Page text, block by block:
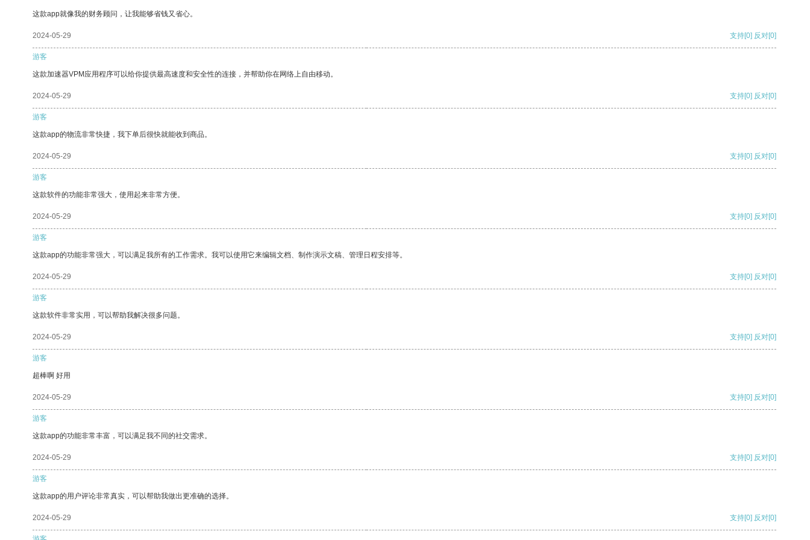
这款app就像我的财务顾问，让我能够省钱又省心。
2024-05-29 支持[0] 反对[0]
游客
这款加速器VPM应用程序可以给你提供最高速度和安全性的连接，并帮助你在网络上自由移动。
2024-05-29 支持[0] 反对[0]
游客
这款app的物流非常快捷，我下单后很快就能收到商品。
2024-05-29 支持[0] 反对[0]
游客
这款软件的功能非常强大，使用起来非常方便。
2024-05-29 支持[0] 反对[0]
游客
这款app的功能非常强大，可以满足我所有的工作需求。我可以使用它来编辑文档、制作演示文稿、管理日程安排等。
2024-05-29 支持[0] 反对[0]
游客
这款软件非常实用，可以帮助我解决很多问题。
2024-05-29 支持[0] 反对[0]
游客
超棒啊 好用
2024-05-29 支持[0] 反对[0]
游客
这款app的功能非常丰富，可以满足我不同的社交需求。
2024-05-29 支持[0] 反对[0]
游客
这款app的用户评论非常真实，可以帮助我做出更准确的选择。
2024-05-29 支持[0] 反对[0]